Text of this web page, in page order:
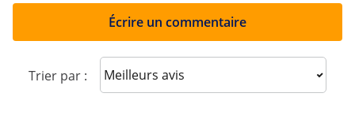
Écrire un commentaire
Trier par : Sort reviews